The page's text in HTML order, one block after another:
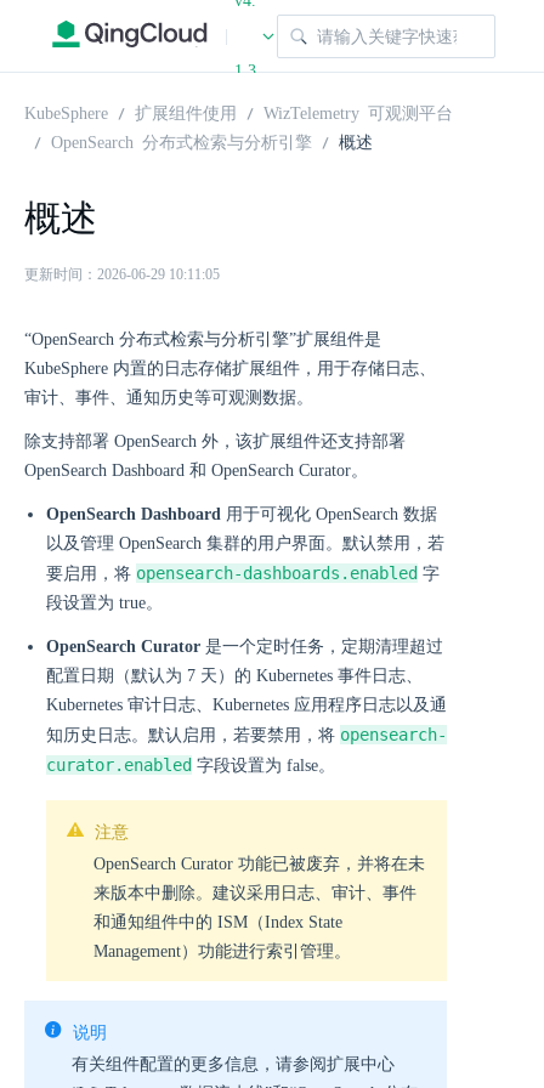
|
1.3
KubeSphere 扩展组件使用
WizTelemetry 可观测平台
OpenSearch 分布式检索与分析引擎
概述
概述
更新时间：2026-06-29 10:11:05
“OpenSearch 分布式检索与分析引擎”扩展组件是
KubeSphere 内置的日志存储扩展组件，用于存储日志、
审计、事件、通知历史等可观测数据。
除支持部署 OpenSearch 外，该扩展组件还支持部署
OpenSearch Dashboard 和 OpenSearch Curator。
OpenSearch Dashboard 用于可视化 OpenSearch 数据
以及管理 OpenSearch 集群的用户界面。默认禁用，若
要启用，将 opensearch-dashboards.enabled 字
段设置为 true。
OpenSearch Curator 是一个定时任务，定期清理超过
配置日期（默认为 7 天）的 Kubernetes 事件日志、
Kubernetes 审计日志、Kubernetes 应用程序日志以及通
知历史日志。默认启用，若要禁用，将 opensearch-
curator.enabled 字段设置为 false。
注意
OpenSearch Curator 功能已被废弃，并将在未
来版本中删除。建议采用日志、审计、事件
和通知组件中的 ISM（Index State
Management）功能进行索引管理。
说明
有关组件配置的更多信息，请参阅扩展中心